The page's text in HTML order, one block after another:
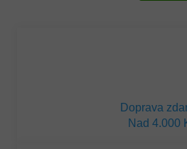
Doprava
Nad 4.000